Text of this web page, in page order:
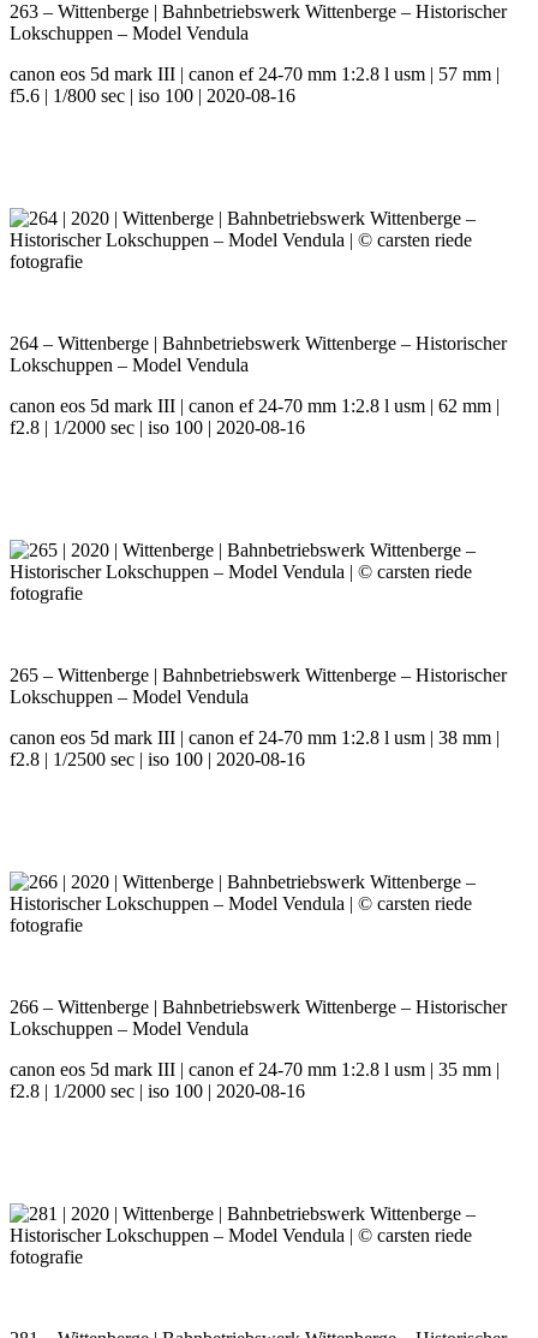
263 – Wittenberge | Bahnbetriebswerk Wittenberge – Historischer
Lokschuppen – Model Vendula
canon eos 5d mark III | canon ef 24-70 mm 1:2.8 l usm | 57 mm |
f5.6 | 1/800 sec | iso 100 | 2020-08-16
264 – Wittenberge | Bahnbetriebswerk Wittenberge – Historischer
Lokschuppen – Model Vendula
canon eos 5d mark III | canon ef 24-70 mm 1:2.8 l usm | 62 mm |
f2.8 | 1/2000 sec | iso 100 | 2020-08-16
265 – Wittenberge | Bahnbetriebswerk Wittenberge – Historischer
Lokschuppen – Model Vendula
canon eos 5d mark III | canon ef 24-70 mm 1:2.8 l usm | 38 mm |
f2.8 | 1/2500 sec | iso 100 | 2020-08-16
266 – Wittenberge | Bahnbetriebswerk Wittenberge – Historischer
Lokschuppen – Model Vendula
canon eos 5d mark III | canon ef 24-70 mm 1:2.8 l usm | 35 mm |
f2.8 | 1/2000 sec | iso 100 | 2020-08-16